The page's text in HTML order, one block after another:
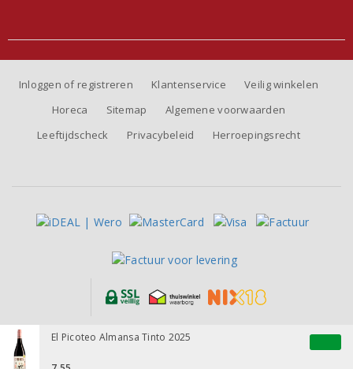
El Picoteo Almansa Tinto 2025
Inloggen of registreren Klantenservice
Veilig winkelen
Horeca
Sitemap
Algemene voorwaarden
Leeftijdscheck
Privacybeleid Herroepingsrecht
Alle prijzen zijn inclusief BTW, exclusief eventuele verzendkosten.